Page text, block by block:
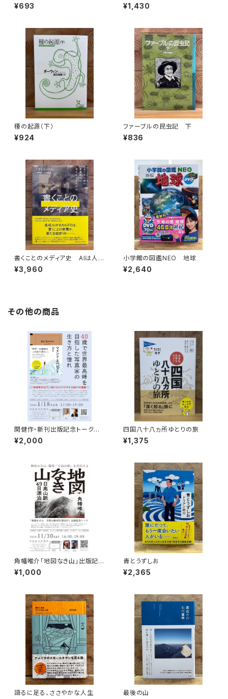
¥693 めての気象学
¥1,430
種の起源（下）
¥924
ファーブルの昆虫記 下
¥836
書くことのメディア史 AIは人間
の言語能力に何をもたらすのか
¥3,960
小学館の図鑑NEO 地球
¥2,640
その他の商品
関健作・新刊出版記念トークイ
ベント録画視聴権
¥2,000
四国八十八ヵ所ゆとりの旅
¥1,375
角幡唯介「地図なき山」出版記念
トークイベント録画視聴権
¥1,000
青とうずしお
¥2,365
語るに足る、ささやかな人生 最後の山